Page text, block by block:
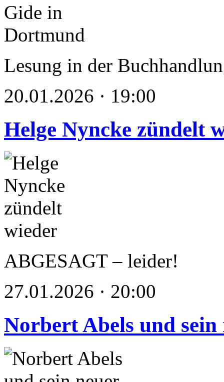
Lesung in der
20.01.2026 · 19:00
Helge Nyncke zündelt
ABGESAGT – leider!
27.01.2026 · 20:00
Norbert Abels und sein